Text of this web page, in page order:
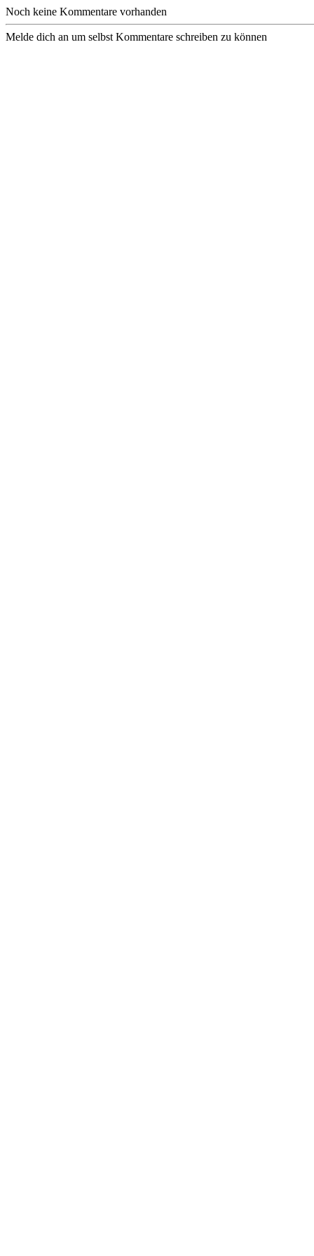
Noch keine Kommentare vorhanden
Melde dich an um selbst Kommentare schreiben zu können